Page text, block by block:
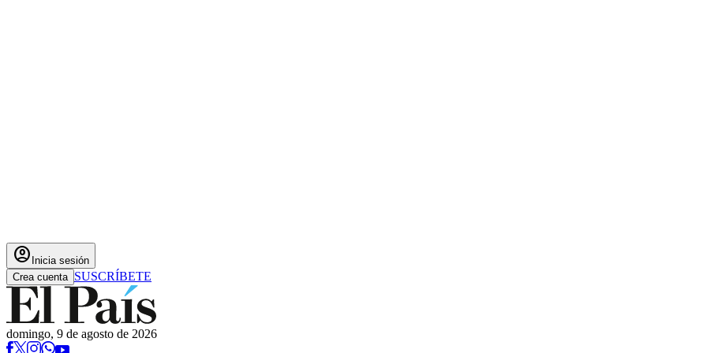
account_circle Inicia sesión
Crea cuenta SUSCRÍBETE
domingo, 9 de agosto de 2026